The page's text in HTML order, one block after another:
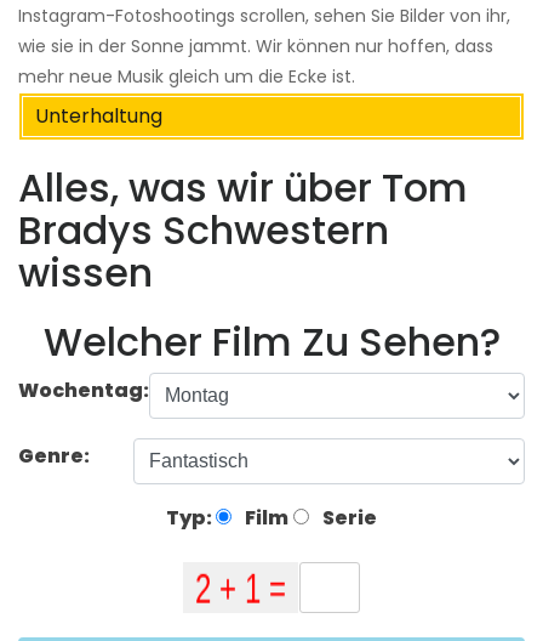
Instagram-Fotoshootings scrollen, sehen Sie Bilder von ihr,
wie sie in der Sonne jammt. Wir können nur hoffen, dass
mehr neue Musik gleich um die Ecke ist.
Unterhaltung
Alles, was wir über Tom
Bradys Schwestern
wissen
Welcher Film Zu Sehen?
Wochentag:
Genre:
Typ: Film Serie